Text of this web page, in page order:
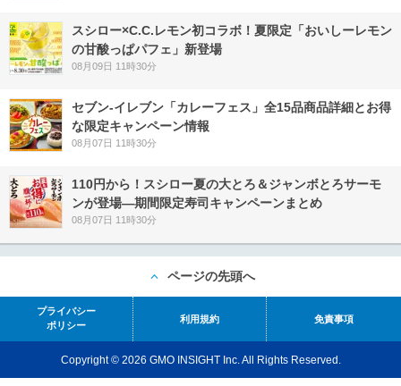
スシロー×C.C.レモン初コラボ！夏限定「おいしーレモン
の甘酸っぱパフェ」新登場
08月09日 11時30分
セブン‐イレブン「カレーフェス」全15品商品詳細とお得
な限定キャンペーン情報
08月07日 11時30分
110円から！スシロー夏の大とろ＆ジャンボとろサーモ
ンが登場―期間限定寿司キャンペーンまとめ
08月07日 11時30分
ページの先頭へ
プライバシー
ポリシー
利用規約 免責事項
Copyright © 2026 GMO INSIGHT Inc. All Rights Reserved.